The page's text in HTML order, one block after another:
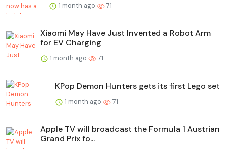
1 month ago 71
Xiaomi May Have Just Invented a Robot Arm
for EV Charging
1 month ago 71
KPop Demon Hunters gets its first Lego set
1 month ago 71
Apple TV will broadcast the Formula 1 Austrian
Grand Prix fo...